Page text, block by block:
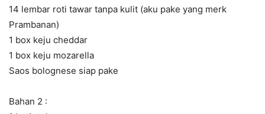
14 lembar roti tawar tanpa kulit (aku pake yang merk
Prambanan)
1 box keju cheddar
1 box keju mozarella
Saos bolognese siap pake
Bahan 2 :